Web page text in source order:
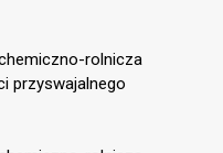
rolnicza
przyswajalnego